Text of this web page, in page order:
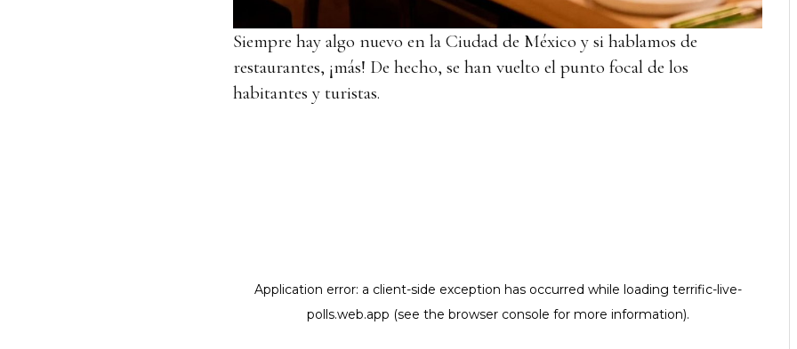
Siempre hay algo nuevo en la Ciudad de México y si hablamos de
restaurantes, ¡más! De hecho, se han vuelto el punto focal de los
habitantes y turistas.